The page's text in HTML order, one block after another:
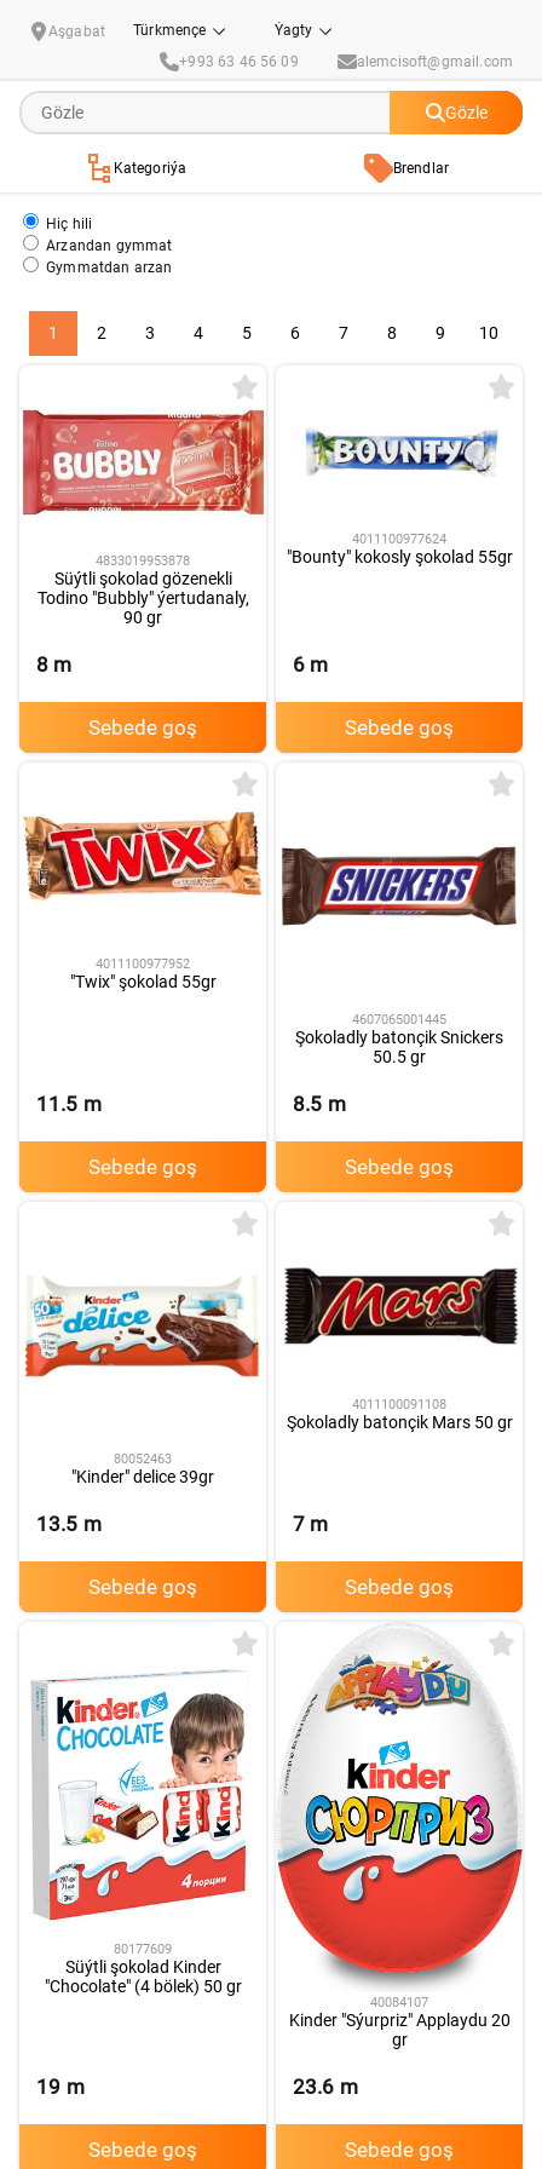
Aşgabat Türkmençe
Ýagty
+993 63 46 56 09
alemcisoft@gmail.com
Gözle
Kategoriýa Brendlar
Hiç hili
Arzandan gymmat
Gymmatdan arzan
1 2 3 4 5 6 7 8 9 10
4833019953878
Süýtli şokolad gözenekli
Todino "Bubbly" ýertudanaly,
90 gr
8 m
Sebede goş
4011100977624
"Bounty" kokosly şokolad 55gr
6 m
Sebede goş
4011100977952
"Twix" şokolad 55gr
11.5 m
Sebede goş
4607065001445
Şokoladly batonçik Snickers
50.5 gr
8.5 m
Sebede goş
80052463
"Kinder" delice 39gr
13.5 m
Sebede goş
4011100091108
Şokoladly batonçik Mars 50 gr
7 m
Sebede goş
80177609
Süýtli şokolad Kinder
"Chocolate" (4 bölek) 50 gr
19 m
Sebede goş
40084107
Kinder "Sýurpriz" Applaydu 20
gr
23.6 m
Sebede goş